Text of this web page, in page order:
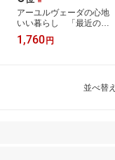
アーユルヴェーダの心地
いい暮らし 「最近の
私、いい調子！」が続く
[ ブラフ弥生 ]
1,760 円
並べ替え